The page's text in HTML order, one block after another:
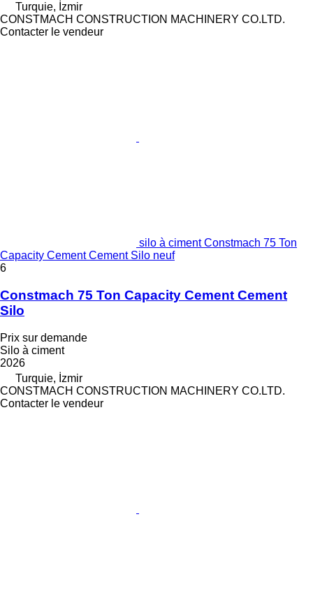
Turquie, İzmir
CONSTMACH CONSTRUCTION MACHINERY CO.LTD.
Contacter le vendeur
silo à ciment Constmach 75 Ton
Capacity Cement Cement Silo neuf
6
Constmach 75 Ton Capacity Cement Cement
Silo
Prix sur demande
Silo à ciment
2026
Turquie, İzmir
CONSTMACH CONSTRUCTION MACHINERY CO.LTD.
Contacter le vendeur